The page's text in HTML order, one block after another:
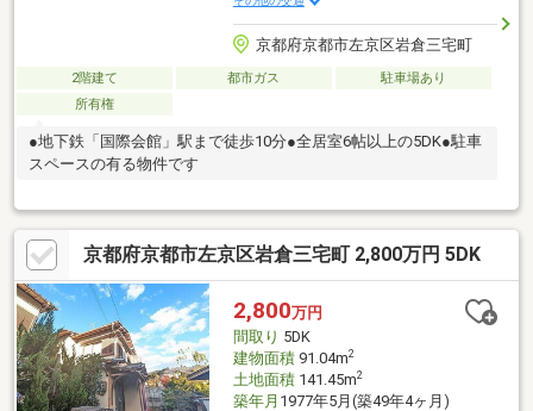
京都府京都市左京区岩倉三宅町
2階建て 都市ガス
駐車場あり
所有権
●地下鉄「国際会館」駅まで徒歩10分●全居室6帖以上の5DK●駐車
スペースの有る物件です
京都府京都市左京区岩倉三宅町 2,800万円 5DK
2,800万円
間取り 5DK
建物面積91.04m2
土地面積141.45m2
築年月 1977年5月(築49年4ヶ月)